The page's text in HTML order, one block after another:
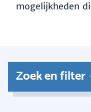
mogelijkheden
Zoek en filter